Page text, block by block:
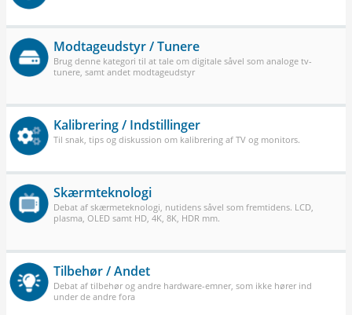
Modtageudstyr / Tunere
Brug denne kategori til at tale om digitale såvel som analoge tv-
tunere, samt andet modtageudstyr
Kalibrering / Indstillinger
Til snak, tips og diskussion om kalibrering af TV og monitors.
Skærmteknologi
Debat af skærmeteknologi, nutidens såvel som fremtidens. LCD,
plasma, OLED samt HD, 4K, 8K, HDR mm.
Tilbehør / Andet
Debat af tilbehør og andre hardware-emner, som ikke hører ind
under de andre fora